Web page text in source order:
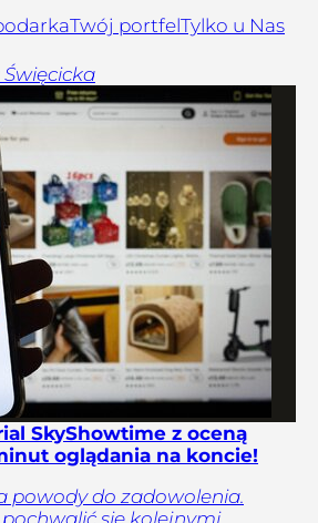
Twój portfelTylko u Nas
Święcicka
SkyShowtime z oceną
oglądania na koncie!
powody do zadowolenia.
się kolejnymi